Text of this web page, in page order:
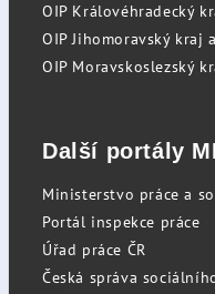
OIP Královéhradecký
OIP Jihomoravský kraj
OIP Moravskoslezský
Další portály
Ministerstvo práce a
Portál inspekce práce
Úřad práce ČR
Česká správa